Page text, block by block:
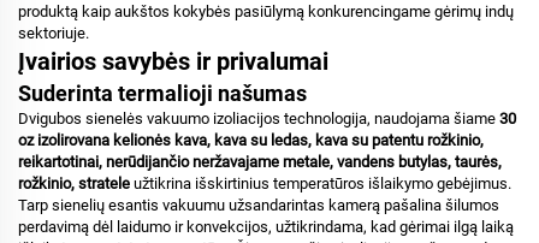
produktą kaip aukštos kokybės pasiūlymą konkurencingame gėrimų indų
sektoriuje.
Įvairios savybės ir privalumai
Suderinta termalioji našumas
Dvigubos sienelės vakuumo izoliacijos technologija, naudojama šiame 30
oz izolirovana kelionės kava, kava su ledas, kava su patentu rožkinio,
reikartotinai, nerūdijančio neržavajame metale, vandens butylas, taurės,
rožkinio, stratele užtikrina išskirtinius temperatūros išlaikymo gebėjimus.
Tarp sienelių esantis vakuumu užsandarintas kamerą pašalina šilumos
perdavimą dėl laidumo ir konvekcijos, užtikrindama, kad gėrimai ilgą laiką